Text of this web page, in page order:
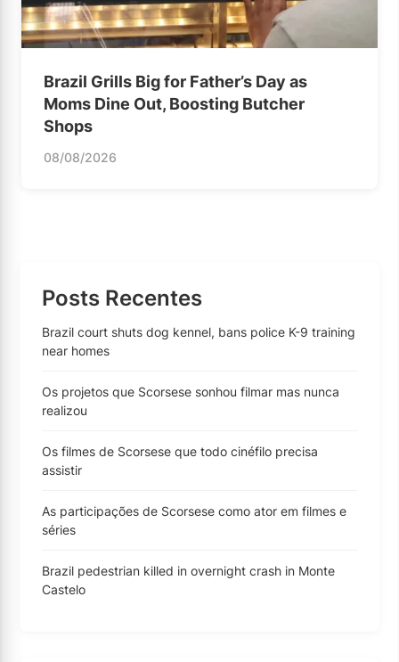
Brazil Grills Big for Father’s Day as
Moms Dine Out, Boosting Butcher
Shops
08/08/2026
Posts Recentes
Brazil court shuts dog kennel, bans police K-9 training
near homes
Os projetos que Scorsese sonhou filmar mas nunca
realizou
Os filmes de Scorsese que todo cinéfilo precisa
assistir
As participações de Scorsese como ator em filmes e
séries
Brazil pedestrian killed in overnight crash in Monte
Castelo